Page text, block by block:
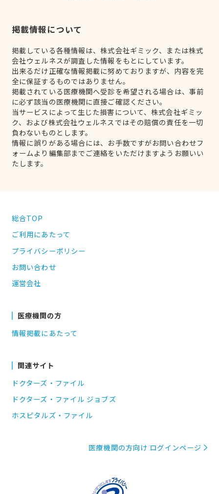
掲載情報について
掲載している各種情報は、株式会社ギミック、または株式
会社ウェルネスが調査した情報をもとにしています。
出来るだけ正確な情報掲載に努めておりますが、内容を完
全に保証するものではありません。
掲載されている医療機関へ受診を希望される場合は、事前
に必ず該当の医療機関に直接ご確認ください。
当サービスによって生じた損害について、株式会社ギミッ
ク、および株式会社ウェルネスではその賠償の責任を一切
負わないものとします。
情報に誤りがある場合には、お手数ですがお問い合わせフ
ォームより編集部までご連絡をいただけますようお願いい
たします。
総合TOP
ご利用にあたって
プライバシーポリシー
お問い合わせ
運営会社
医療機関の方
情報掲載にあたって
関連サイト
ドクターズ・ファイル
ドクターズ・ファイル ジョブズ
ホスピタルズ・ファイル
医療機関の方向け ログインページ